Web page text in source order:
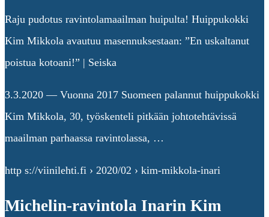
Raju pudotus ravintolamaailman huipulta! Huippukokki
Kim Mikkola avautuu masennuksestaan: ”En uskaltanut
poistua kotoani!” | Seiska
3.3.2020 — Vuonna 2017 Suomeen palannut huippukokki
Kim Mikkola, 30, työskenteli pitkään johtotehtävissä
maailman parhaassa ravintolassa, …
http s://viinilehti.fi › 2020/02 › kim-mikkola-inari
Michelin-ravintola Inarin Kim